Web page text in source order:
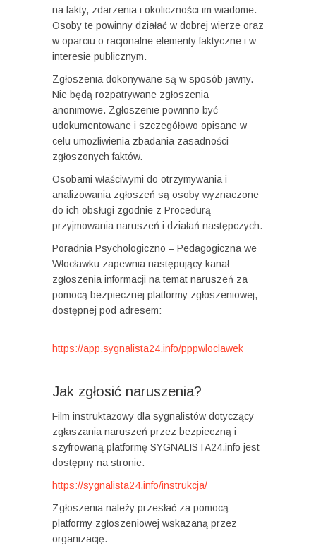
na fakty, zdarzenia i okoliczności im wiadome.
Osoby te powinny działać w dobrej wierze oraz
w oparciu o racjonalne elementy faktyczne i w
interesie publicznym.
Zgłoszenia dokonywane są w sposób jawny.
Nie będą rozpatrywane zgłoszenia
anonimowe. Zgłoszenie powinno być
udokumentowane i szczegółowo opisane w
celu umożliwienia zbadania zasadności
zgłoszonych faktów.
Osobami właściwymi do otrzymywania i
analizowania zgłoszeń są osoby wyznaczone
do ich obsługi zgodnie z Procedurą
przyjmowania naruszeń i działań następczych.
Poradnia Psychologiczno – Pedagogiczna we
Włocławku zapewnia następujący kanał
zgłoszenia informacji na temat naruszeń za
pomocą bezpiecznej platformy zgłoszeniowej,
dostępnej pod adresem:
https://app.sygnalista24.info/pppwloclawek
Jak zgłosić naruszenia?
Film instruktażowy dla sygnalistów dotyczący
zgłaszania naruszeń przez bezpieczną i
szyfrowaną platformę SYGNALISTA24.info jest
dostępny na stronie:
https://sygnalista24.info/instrukcja/
Zgłoszenia należy przesłać za pomocą
platformy zgłoszeniowej wskazaną przez
organizację.